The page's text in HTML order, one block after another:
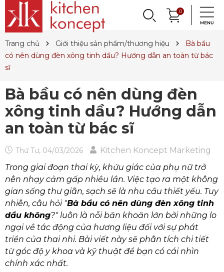
0
SALE TIN TỨC
QUAY LẠI NỒI, CHẢO
Nồi
Chảo
Nồi Áp Suất
Wok
Xửng Hấp
Khay Gang, Lò Nướng
Phụ Kiện Gang
QUAY LẠI DAO, KÉO
Dao
Dao Đức
Dao Nhật
Kéo
Phụ Kiện Dao
QUAY LẠI
PHỤ KIỆN & TRANG
TRÍ BÀN ĂN
Tô, Chén, Dĩa
Dao, Muỗng, Nĩa
Trang Trí Bàn Ăn
Hũ Đựng Gia Vị
Ấm Trà
Khăn Bàn Ăn
QUAY LẠI PHỤ KIỆN BẾP
Dụng Cụ Nhà Bếp
Hũ Đựng Thực Phẩm
Lót Nồi & Tay Cầm
Dụng Cụ Làm Kem
Máy Ép Đa Năng
QUAY LẠI
DỤNG CỤ LÀM BÁNH
& MÌ Ý
Dụng Cụ Làm Pasta
Dụng Cụ Làm Bánh
Khay Nướng Bánh
QUAY LẠI
LY, BÌNH NƯỚC,
DECANTER
Ly Pha Lê
Ly Gốm, Sứ
Ly Thủy Tinh
Bình Nước
Decanter
QUAY LẠI PHỤ KIỆN RƯỢU
Đầu Rót
Bộ Dụng Cụ
Bình Giữ Mát
Thiết Bị Sục Oxy
Hút Chân Không
Máy Chiết Rượu
Dụng Cụ Pha Chế
Khui Rượu, Nút Chai
QUAY LẠI DANH MỤC KHÁC
Sản Phẩm Cho Bé
Nến Thơm, Nến Ngọc Trai
Tinh Dầu
Dung Dịch Sát Khuẩn
Vệ Sinh Nhà Cửa
Bình, Ly & Hũ Giữ Nhiệt
Bình Trà
Trang chủ Giới thiệu sản phẩm/thương hiệu
Bà bầu
có nên dùng đèn xông tinh dầu? Hướng dẫn an toàn từ bác
sĩ
Bà bầu có nên dùng đèn
xông tinh dầu? Hướng dẫn
an toàn từ bác sĩ
Thứ Tư, 04/03/2026
Kitchen Koncept Marketing
Trong giai đoạn thai kỳ, khứu giác của phụ nữ trở
nên nhạy cảm gấp nhiều lần. Việc tạo ra một không
gian sống thư giãn, sạch sẽ là nhu cầu thiết yếu. Tuy
nhiên, câu hỏi "Bà bầu có nên dùng đèn xông tinh
dầu không?" luôn là nỗi băn khoăn lớn bởi những lo
ngại về tác động của hương liệu đối với sự phát
triển của thai nhi. Bài viết này sẽ phân tích chi tiết
từ góc độ y khoa và kỹ thuật để bạn có cái nhìn
chính xác nhất.